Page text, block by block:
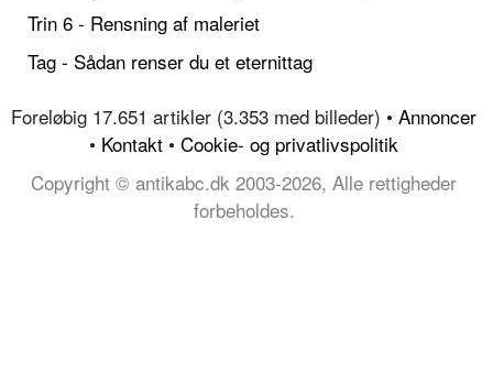
Trin 6 - Rensning af maleriet
Tag - Sådan renser du et eternittag
Foreløbig 17.651 artikler (3.353 med billeder) • Annoncer
• Kontakt • Cookie- og privatlivspolitik
Copyright © antikabc.dk 2003-2026, Alle rettigheder
forbeholdes.